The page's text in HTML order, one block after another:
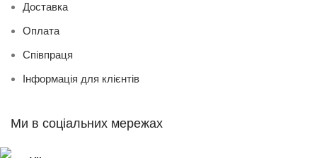
Доставка
Оплата
Співпраця
Інформація для клієнтів
Ми в соціальних мережах